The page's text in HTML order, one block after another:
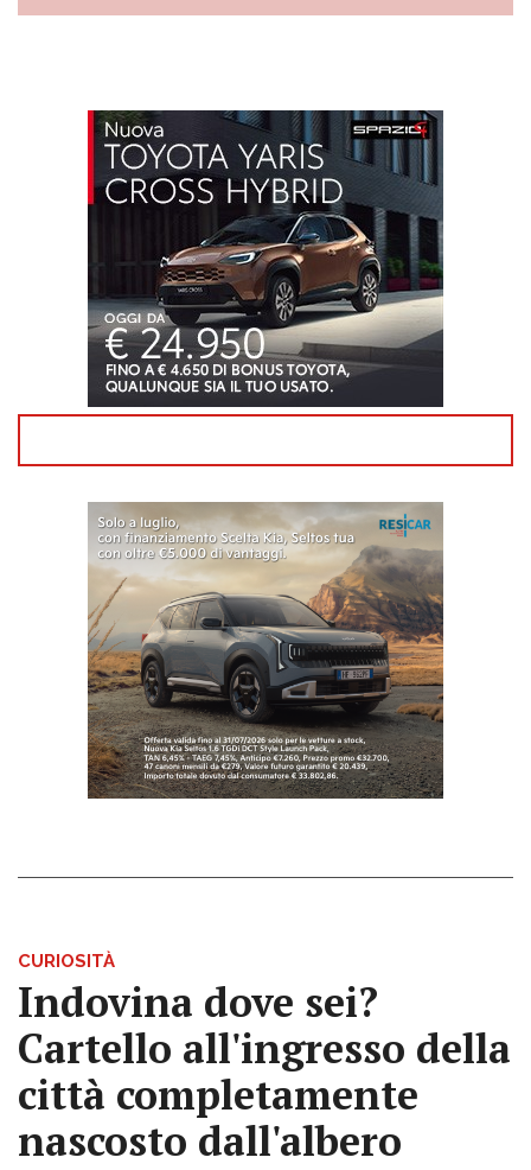
CURIOSITÀ
Indovina dove sei?
Cartello all'ingresso della
città completamente
nascosto dall'albero